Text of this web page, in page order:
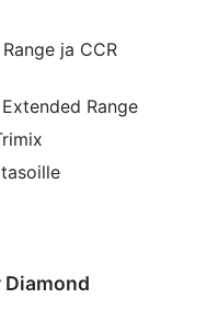
ja CCR
Range